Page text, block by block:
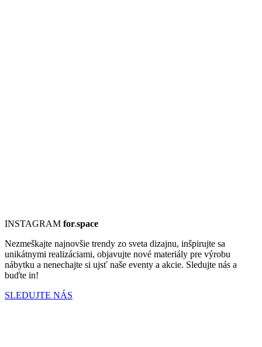
INSTAGRAM for.space
Nezmeškajte najnovšie trendy zo sveta dizajnu, inšpirujte sa
unikátnymi realizáciami, objavujte nové materiály pre výrobu
nábytku a nenechajte si ujsť naše eventy a akcie. Sledujte nás a
buďte in!
SLEDUJTE NÁS